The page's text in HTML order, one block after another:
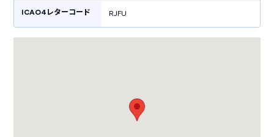
ICAO4レターコード RJFU